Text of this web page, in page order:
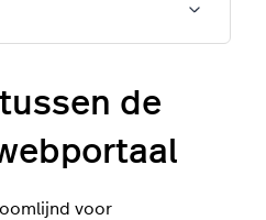
de
voor